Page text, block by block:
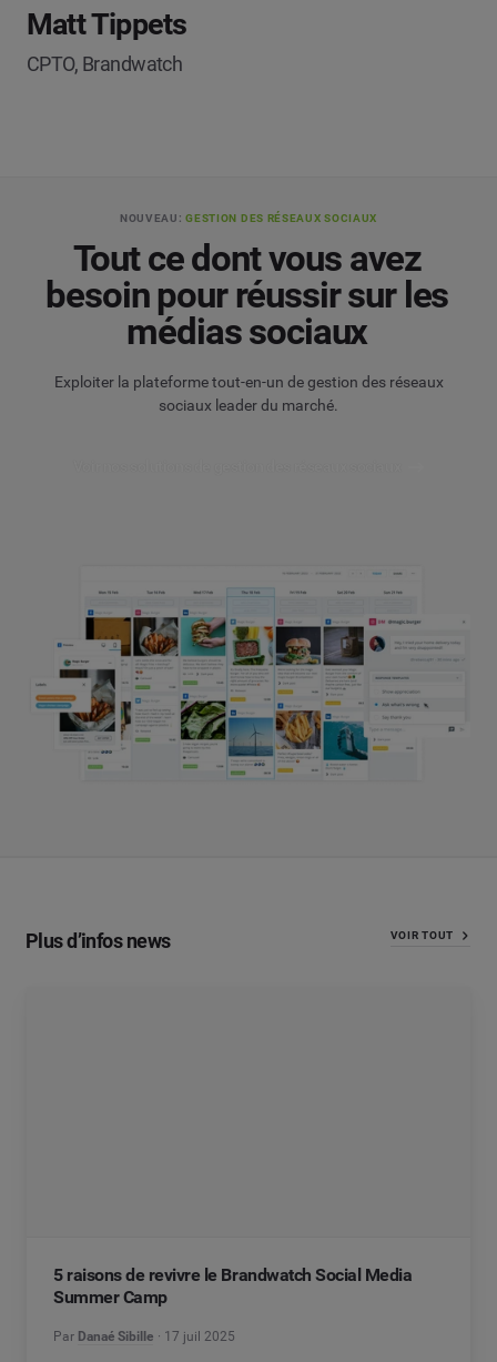
Matt Tippets
CPTO, Brandwatch
NOUVEAU:GESTION DES RÉSEAUX SOCIAUX
Tout ce dont vous avez
besoin pour réussir sur les
médias sociaux
Exploiter la plateforme tout-en-un de gestion des réseaux
sociaux leader du marché.
Plus d’infos news VOIR TOUT
5 raisons de revivre le Brandwatch Social Media
Summer Camp
Par Danaé Sibille 17 juil 2025